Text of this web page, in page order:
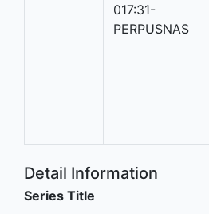
017:31-
PERPUSNAS
Detail Information
Series Title